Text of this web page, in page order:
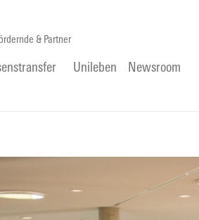
& Partner
Unileben Newsroom